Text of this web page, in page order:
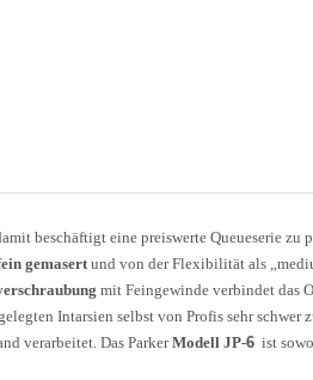
beschäftigt eine preiswerte Queueserie
gemasertund von der Flexibilität als
mit Feingewinde verbindet das
Intarsien selbst von Profis sehr schwer
verarbeitet. Das ParkerModell JP-6 ist